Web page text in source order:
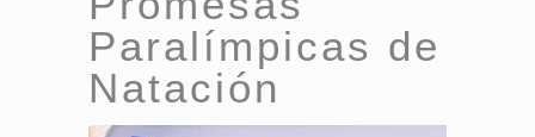
Paralímpicas de
Natación